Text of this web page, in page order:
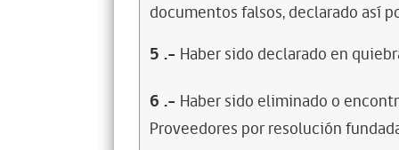
documentos falsos, declarado así
5 .- Haber sido declarado en
6 .- Haber sido eliminado o
Proveedores por resolución